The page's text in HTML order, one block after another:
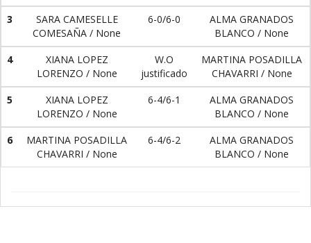
3
SARA CAMESELLE
COMESAÑA / None
6-0/6-0
ALMA GRANADOS
BLANCO / None
4
XIANA LOPEZ
LORENZO / None
W.O
justificado
MARTINA POSADILLA
CHAVARRI / None
5
XIANA LOPEZ
LORENZO / None
6-4/6-1
ALMA GRANADOS
BLANCO / None
6
MARTINA POSADILLA
CHAVARRI / None
6-4/6-2
ALMA GRANADOS
BLANCO / None